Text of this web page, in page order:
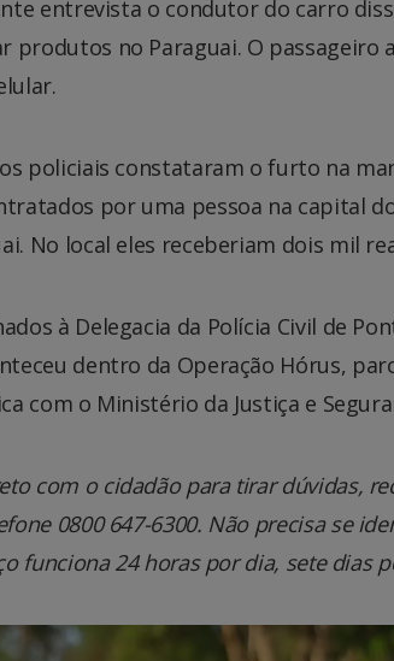
entrevista o condutor do carro
produtos no Paraguai. O passageiro
policiais constataram o furto na
por uma pessoa na capital
No local eles receberiam dois mil
à Delegacia da Polícia Civil de
dentro da Operação Hórus,
com o Ministério da Justiça e
com o cidadão para tirar dúvidas,
0800 647-6300. Não precisa se
funciona 24 horas por dia, sete dias